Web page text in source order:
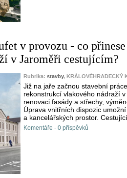
v provozu - co
v Jaroměři cestujícím?
Rubrika: stavby, KRÁLOVÉHRADECKÝ
Již na jaře začnou stavební
rekonstrukcí vlakového nádraží
renovaci fasády a střechy,
Úprava vnitřních dispozic
a kancelářských prostor.
Komentáře - 0 příspěvků